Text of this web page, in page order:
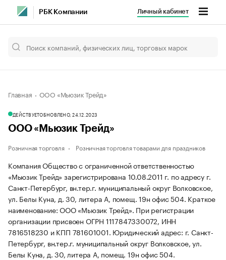
РБК Компании Личный кабинет
Главная ООО «Мьюзик Трейд»
ДЕЙСТВУЕТОБНОВЛЕНО, 24.12.2023
ООО «Мьюзик Трейд»
Розничная торговля Розничная торговля товарами для праздников
Компания Общество с ограниченной ответственностью
«Мьюзик Трейд» зарегистрирована 10.08.2011 г. по адресу г.
Санкт-Петербург, вн.тер.г. муниципальный округ Волковское,
ул. Белы Куна, д. 30, литера А, помещ. 19н офис 504. Краткое
наименование: ООО «Мьюзик Трейд». При регистрации
организации присвоен ОГРН 1117847330072, ИНН
7816518230 и КПП 781601001. Юридический адрес: г. Санкт-
Петербург, вн.тер.г. муниципальный округ Волковское, ул.
Белы Куна, д. 30, литера А, помещ. 19н офис 504.